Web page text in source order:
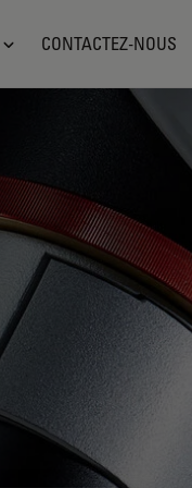
CONTACTEZ-NOUS